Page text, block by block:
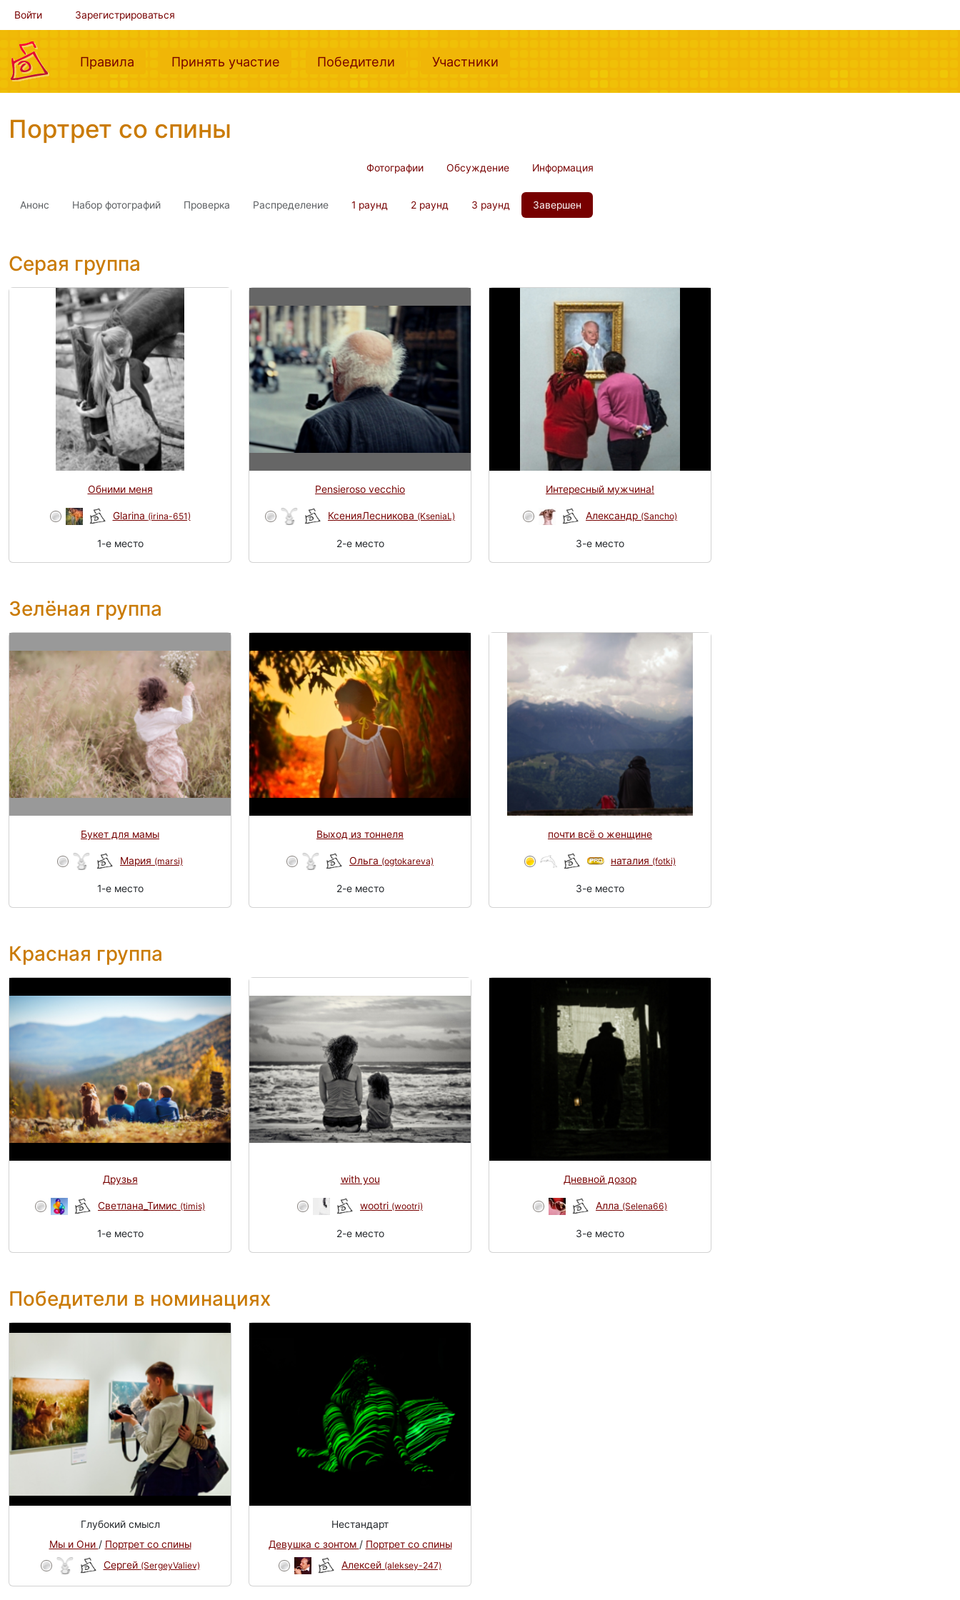
Войти Зарегистрироваться
Правила (current)Принять участие (current)Победители (current)Участники
Портрет со спины
Фотографии Обсуждение Информация
Анонс Набор фотографий Проверка Распределение 1 раунд 2 раунд 3 раунд Завершен
Серая группа
Обними меня
Glarina (irina-651)
1-e место
Pensieroso vecchio
КсенияЛесникова (KseniaL)
2-e место
Интересный мужчина!
Александр (Sancho)
3-e место
Зелёная группа
Букет для мамы
Мария (marsi)
1-e место
Выход из тоннеля
Ольга (ogtokareva)
2-e место
почти всё о женщине
наталия (fotki)
3-e место
Красная группа
Друзья
Светлана_Тимис (timis)
1-e место
with you
wootri (wootri)
2-e место
Дневной дозор
Алла (Selena66)
3-e место
Победители в номинациях
Глубокий смысл
Мы и Они / Портрет со спины
Сергей (SergeyValiev)
Нестандарт
Девушка с зонтом / Портрет со спины
Алексей (aleksey-247)